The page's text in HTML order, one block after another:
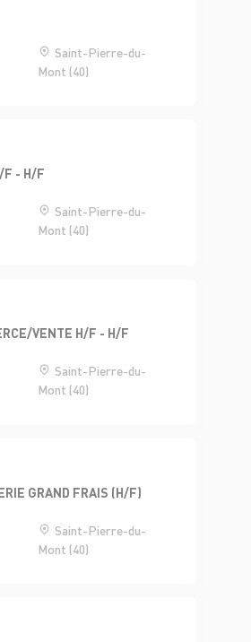
Saint-Pierre-du-
Mont (40)
F - H/F
Saint-Pierre-du-
Mont (40)
VENTE H/F - H/F
Saint-Pierre-du-
Mont (40)
GRAND FRAIS (H/F)
Saint-Pierre-du-
Mont (40)